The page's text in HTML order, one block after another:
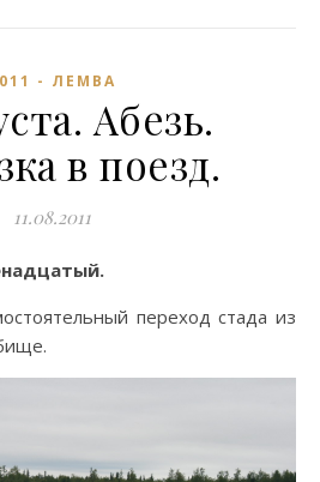
- ЛЕМВА
Абезь.
в поезд.
11.08.2011
переход стада из